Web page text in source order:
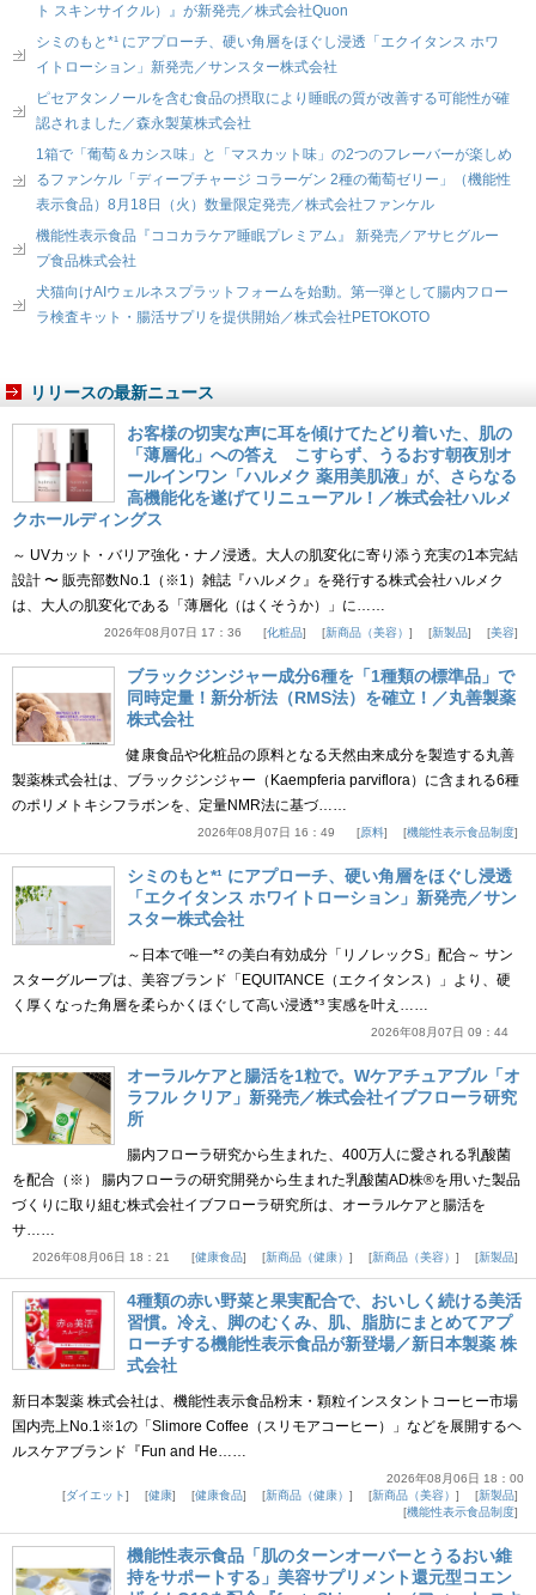
ト スキンサイクル）』が新発売／株式会社Quon
シミのもと*¹ にアプローチ、硬い角層をほぐし浸透「エクイタンス ホワ
イトローション」新発売／サンスター株式会社
ピセアタンノールを含む食品の摂取により睡眠の質が改善する可能性が確
認されました／森永製菓株式会社
1箱で「葡萄＆カシス味」と「マスカット味」の2つのフレーバーが楽しめ
るファンケル「ディープチャージ コラーゲン 2種の葡萄ゼリー」（機能性
表示食品）8月18日（火）数量限定発売／株式会社ファンケル
機能性表示食品『ココカラケア睡眠プレミアム』 新発売／アサヒグルー
プ食品株式会社
犬猫向けAIウェルネスプラットフォームを始動。第一弾として腸内フロー
ラ検査キット・腸活サプリを提供開始／株式会社PETOKOTO
リリースの最新ニュース
お客様の切実な声に耳を傾けてたどり着いた、肌の
「薄層化」への答え こすらず、うるおす朝夜別オ
ールインワン「ハルメク 薬用美肌液」が、さらなる
高機能化を遂げてリニューアル！／株式会社ハルメ
クホールディングス
～ UVカット・バリア強化・ナノ浸透。大人の肌変化に寄り添う充実の1本完結
設計 〜 販売部数No.1（※1）雑誌『ハルメク』を発行する株式会社ハルメク
は、大人の肌変化である「薄層化（はくそうか）」に……
2026年08月07日 17：36 化粧品 新商品（美容） 新製品 美容
ブラックジンジャー成分6種を「1種類の標準品」で
同時定量！新分析法（RMS法）を確立！／丸善製薬
株式会社
健康食品や化粧品の原料となる天然由来成分を製造する丸善
製薬株式会社は、ブラックジンジャー（Kaempferia parviflora）に含まれる6種
のポリメトキシフラボンを、定量NMR法に基づ……
2026年08月07日 16：49 原料 機能性表示食品制度
シミのもと*¹ にアプローチ、硬い角層をほぐし浸透
「エクイタンス ホワイトローション」新発売／サン
スター株式会社
～日本で唯一*² の美白有効成分「リノレックS」配合～ サン
スターグループは、美容ブランド「EQUITANCE（エクイタンス）」より、硬
く厚くなった角層を柔らかくほぐして高い浸透*³ 実感を叶え……
2026年08月07日 09：44
オーラルケアと腸活を1粒で。Wケアチュアブル「オ
ラフル クリア」新発売／株式会社イブフローラ研究
所
腸内フローラ研究から生まれた、400万人に愛される乳酸菌
を配合（※） 腸内フローラの研究開発から生まれた乳酸菌AD株®を用いた製品
づくりに取り組む株式会社イブフローラ研究所は、オーラルケアと腸活を
サ……
2026年08月06日 18：21 健康食品 新商品（健康） 新商品（美容） 新製品
4種類の赤い野菜と果実配合で、おいしく続ける美活
習慣。冷え、脚のむくみ、肌、脂肪にまとめてアプ
ローチする機能性表示食品が新登場／新日本製薬 株
式会社
新日本製薬 株式会社は、機能性表示食品粉末・顆粒インスタントコーヒー市場
国内売上No.1※1の「Slimore Coffee（スリモアコーヒー）」などを展開するヘ
ルスケアブランド『Fun and He……
2026年08月06日 18：00
ダイエット
健康 健康食品 新商品（健康） 新商品（美容）
新製品
機能性表示食品制度
機能性表示食品「肌のターンオーバーとうるおい維
持をサポートする」美容サプリメント還元型コエン